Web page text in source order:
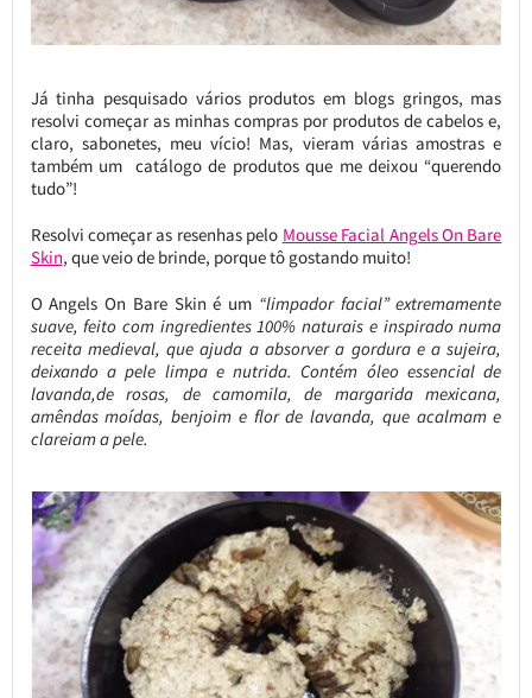
Já tinha pesquisado vários produtos em blogs gringos, mas
resolvi começar as minhas compras por produtos de cabelos e,
claro, sabonetes, meu vício! Mas, vieram várias amostras e
também um catálogo de produtos que me deixou “querendo
tudo”!
Resolvi começar as resenhas pelo Mousse Facial Angels On Bare
Skin, que veio de brinde, porque tô gostando muito!
O Angels On Bare Skin é um “limpador facial” extremamente
suave, feito com ingredientes 100% naturais e inspirado numa
receita medieval, que ajuda a absorver a gordura e a sujeira,
deixando a pele limpa e nutrida. Contém óleo essencial de
lavanda,de rosas, de camomila, de margarida mexicana,
amêndas moídas, benjoim e flor de lavanda, que acalmam e
clareiam a pele.